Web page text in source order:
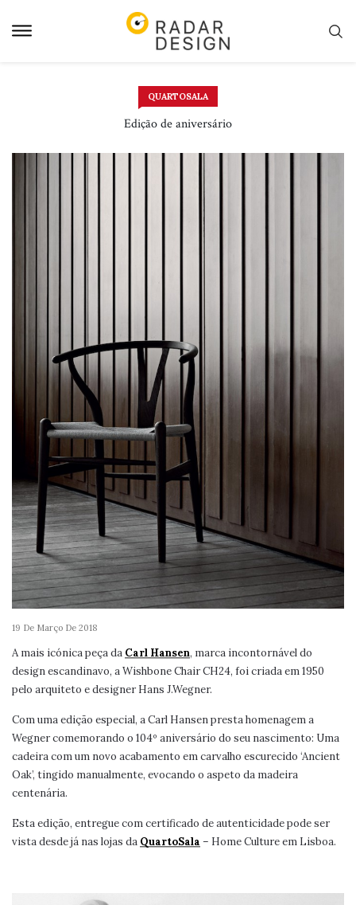
para
QUARTOSALA
Edição de aniversário
19 De Março De 2018
A mais icónica peça da Carl Hansen, marca incontornável do
design escandinavo, a Wishbone Chair CH24, foi criada em 1950
pelo arquiteto e designer Hans J.Wegner.
Com uma edição especial, a Carl Hansen presta homenagem a
Wegner comemorando o 104º aniversário do seu nascimento: Uma
cadeira com um novo acabamento em carvalho escurecido ‘Ancient
Oak’, tingido manualmente, evocando o aspeto da madeira
centenária.
Esta edição, entregue com certificado de autenticidade pode ser
vista desde já nas lojas da QuartoSala – Home Culture em Lisboa.